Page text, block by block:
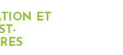
ET